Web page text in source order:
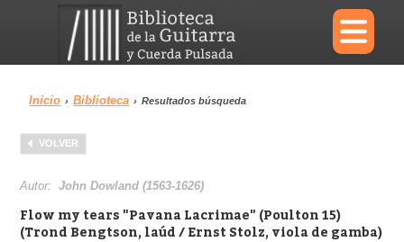
×
Menu
Biblioteca
Inicio › Biblioteca › Resultados búsqueda
VOLVER
Autor:John Dowland (1563-1626)
Flow my tears "Pavana Lacrimae" (Poulton 15)
(Trond Bengtson, laúd / Ernst Stolz, viola de gamba)